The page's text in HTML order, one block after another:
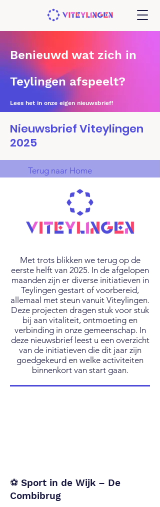
Benieuwd wat zich in
Teylingen afspeelt?
Lees het in onze eigen nieuwsbrief!
Nieuwsbrief Viteylingen
2025
Terug naar Home
Met trots blikken we terug op de
eerste helft van 2025. In de afgelopen
maanden zijn er diverse initiatieven in
Teylingen gestart of voorbereid,
allemaal met steun vanuit Viteylingen.
Deze projecten dragen stuk voor stuk
bij aan vitaliteit, ontmoeting en
verbinding in onze gemeenschap. In
deze nieuwsbrief leest u een overzicht
van de initiatieven die dit jaar zijn
goedgekeurd en welke activiteiten
binnenkort van start gaan.
⚽️ Sport in de Wijk – De
Combibrug